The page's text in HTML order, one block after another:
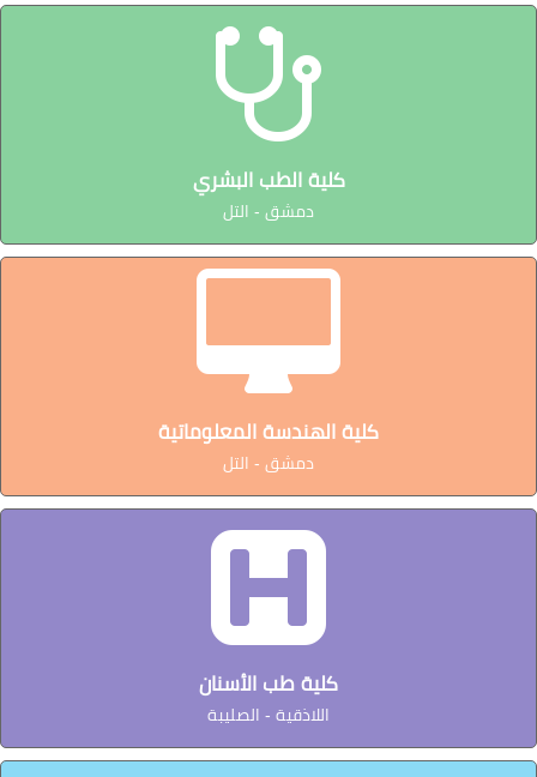
كلية الطب البشري
دمشق - التل
كلية الهندسة المعلوماتية
دمشق - التل
كلية طب الأسنان
اللاذقية - الصليبة